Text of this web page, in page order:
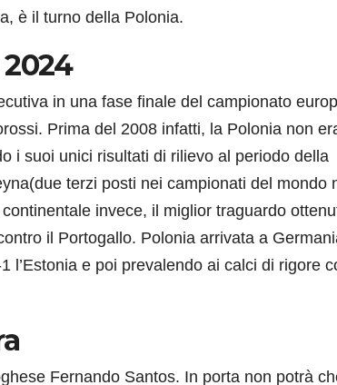
è il turno della Polonia.
in una fase finale del campionato
Prima del 2008 infatti, la Polonia non
i suoi unici risultati di rilievo al periodo della
terzi posti nei campionati del mondo
invece, il miglior traguardo
il Portogallo. Polonia arrivata a
l’Estonia e poi prevalendo ai calci di rigore
Fernando Santos. In porta non potrà